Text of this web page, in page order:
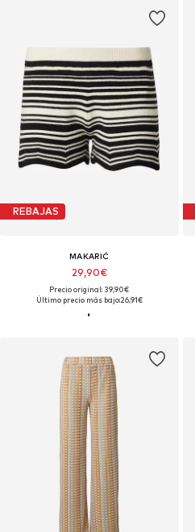
REBAJAS
MAKARIĆ
29,90€
Precio original: 39,90€
Último precio más bajo:26,91€